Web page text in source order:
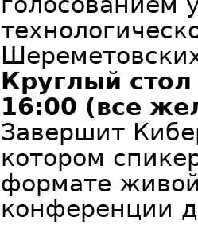
Круглый
16:00 (все
Завершит
котором
формате
конференции